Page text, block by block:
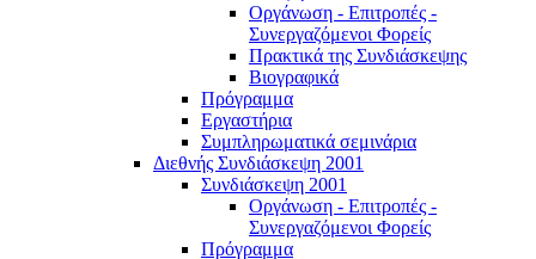
Οργάνωση - Επιτροπές -
Συνεργαζόμενοι Φορείς
Πρακτικά της Συνδιάσκεψης
Βιογραφικά
Πρόγραμμα
Εργαστήρια
Συμπληρωματικά σεμινάρια
Διεθνής Συνδιάσκεψη 2001
Συνδιάσκεψη 2001
Οργάνωση - Επιτροπές -
Συνεργαζόμενοι Φορείς
Πρόγραμμα